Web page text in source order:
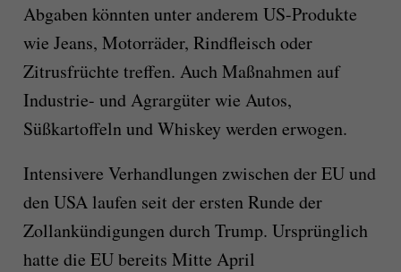
Abgaben könnten unter anderem US-Produkte
wie Jeans, Motorräder, Rindfleisch oder
Zitrusfrüchte treffen. Auch Maßnahmen auf
Industrie- und Agrargüter wie Autos,
Süßkartoffeln und Whiskey werden erwogen.
Intensivere Verhandlungen zwischen der EU und
den USA laufen seit der ersten Runde der
Zollankündigungen durch Trump. Ursprünglich
hatte die EU bereits Mitte April